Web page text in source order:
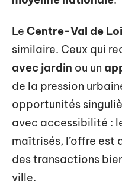
Le Centre-Val de
similaire. Ceux qui
avec jardin ou un
de la pression
opportunités
avec accessibilité :
maîtrisés, l’offre
des transactions
ville.